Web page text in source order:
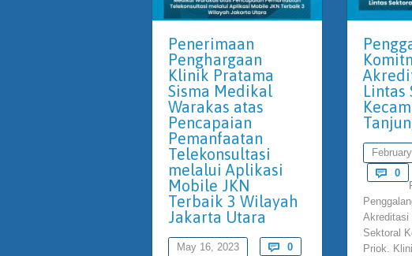
Penerimaan
Penghargaan
Klinik Pratama
Sisma Medikal
Warakas atas
Pencapaian
Pemanfaatan
Telekonsultasi
melalui Aplikasi
Mobile JKN
Terbaik 3 Wilayah
Jakarta Utara
May 16, 2023  0Comments
Lintas

0
Akreditasi
Sektoral
Priok.